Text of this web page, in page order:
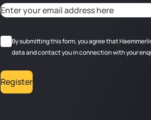
Adresse email*
RGPD*
By submitting this form, you agree that
data and contact you in connection with your
CAPTCHA
Register